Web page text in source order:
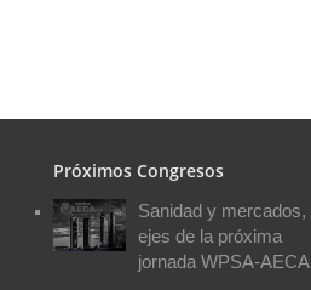
Próximos Congresos
Sanidad y mercados,
ejes de la próxima
jornada WPSA-AECA